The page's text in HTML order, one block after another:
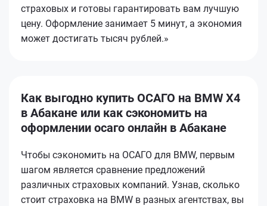
страховых и готовы гарантировать вам лучшую
цену. Оформление занимает 5 минут, а экономия
может достигать тысяч рублей.»
Как выгодно купить ОСАГО на BMW X4
в Абакане или как сэкономить на
оформлении осаго онлайн в Абакане
Чтобы сэкономить на ОСАГО для BMW, первым
шагом является сравнение предложений
различных страховых компаний. Узнав, сколько
стоит страховка на BMW в разных агентствах, вы